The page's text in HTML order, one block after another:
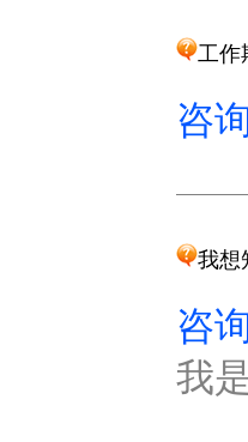
工作
咨
我想
咨
我